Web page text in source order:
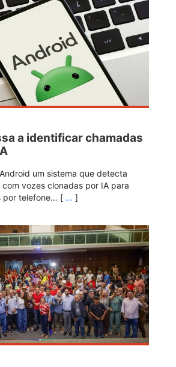
a identificar chamadas
um sistema que detecta
vozes clonadas por IA para
por telefone… [ … ]